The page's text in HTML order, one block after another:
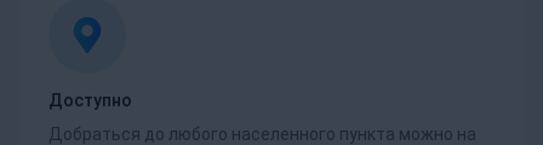
Доступно
Добраться до любого населенного пункта можно на